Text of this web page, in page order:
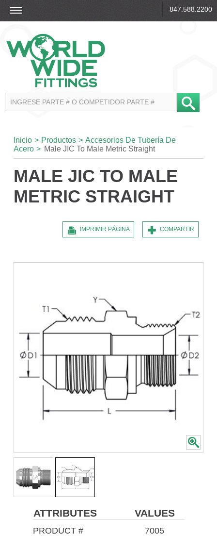
847.588.2200
Inicio > Productos > Accesorios De Tubería De
Acero > Male JIC To Male Metric Straight
MALE JIC TO MALE
METRIC STRAIGHT
COMPARTIR
IMPRIMIR PÁGINA
ATTRIBUTES VALUES
PRODUCT # 7005